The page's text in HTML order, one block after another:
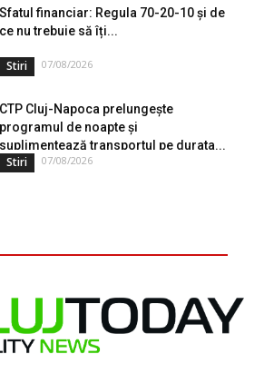
Sfatul financiar: Regula 70-20-10 și de
ce nu trebuie să îți...
Stiri 07/08/2026
CTP Cluj-Napoca prelungește
programul de noapte și
suplimentează transportul pe durata...
Stiri 07/08/2026